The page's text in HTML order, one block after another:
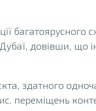
багатоярусного
довівши, що
здатного
переміщень